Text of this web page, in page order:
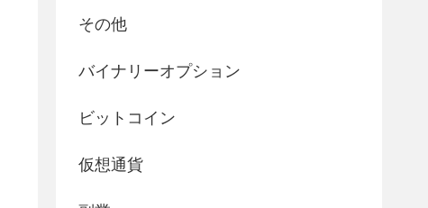
その他
バイナリーオプション
ビットコイン
仮想通貨